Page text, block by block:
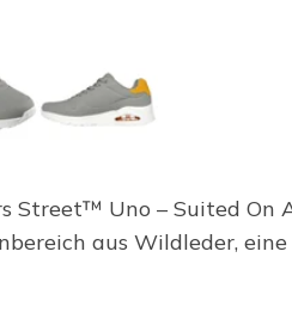
Uno – Suited On
aus Wildleder,